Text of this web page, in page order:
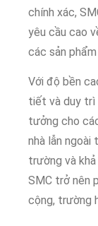
chính xác,
yêu cầu cao
các sản
Với độ bền
tiết và duy trì
tưởng cho
nhà lẫn ngoài
trường và
SMC trở nên
cộng, trường